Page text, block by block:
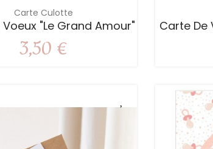
Carte Culotte
"Le Grand Amour"
3,50 €
Carte De